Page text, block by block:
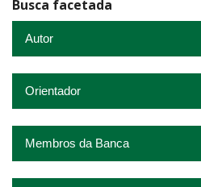
Busca facetada
Autor
Orientador
Membros da Banca